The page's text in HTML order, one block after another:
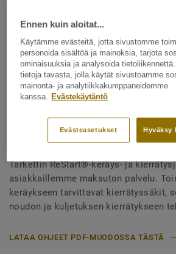
Muovilattioiden
kierrätys
Tarkettin ReStart®-keräys- ja
asiakkaillemme maksuton palvelu.
keräykseen tarvittavat kierrätyssäkit,
noudon ja kuljetuksen kierrätykseen
LATAA OHJEET PDF-MUODOSSA TÄSTÄ
Ennen kuin aloitat...
Käytämme evästeitä, jotta sivustomme
personoida sisältöä ja mainoksia, tarjota
ominaisuuksia ja analysoida
tietoja tavasta, jolla käytät sivustoamme
mainonta- ja analytiikkakumppaneidemme
kanssa. Evästekäytäntö
Hyväksy
Evästeasetukset